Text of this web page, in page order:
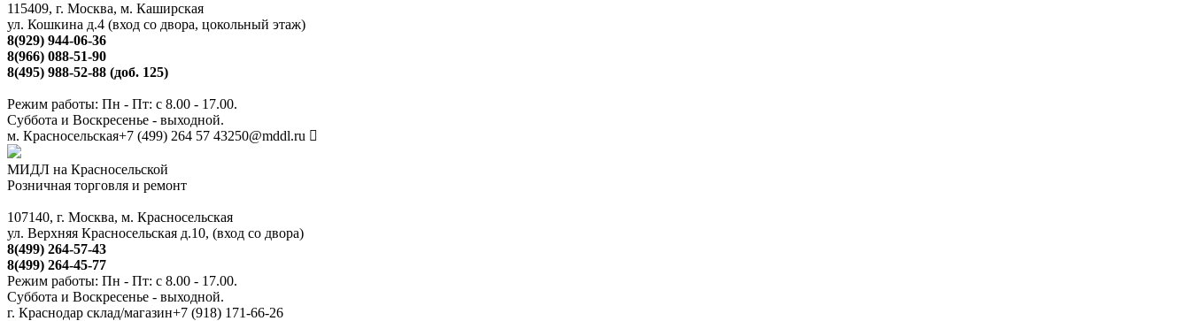
115409, г. Москва, м. Каширская
ул. Кошкина д.4 (вход со двора, цокольный этаж)
8(929) 944-06-36
8(966) 088-51-90
8(495) 988-52-88 (доб. 125)
Режим работы: Пн - Пт: с 8.00 - 17.00.
Суббота и Воскресенье - выходной.
м. Красносельская+7 (499) 264 57 43250@mddl.ru
МИДЛ на Красносельской
Розничная торговля и ремонт
107140, г. Москва, м. Красносельская
ул. Верхняя Красносельская д.10, (вход со двора)
8(499) 264-57-43
8(499) 264-45-77
Режим работы: Пн - Пт: с 8.00 - 17.00.
Суббота и Воскресенье - выходной.
г. Краснодар склад/магазин+7 (918) 171-66-26